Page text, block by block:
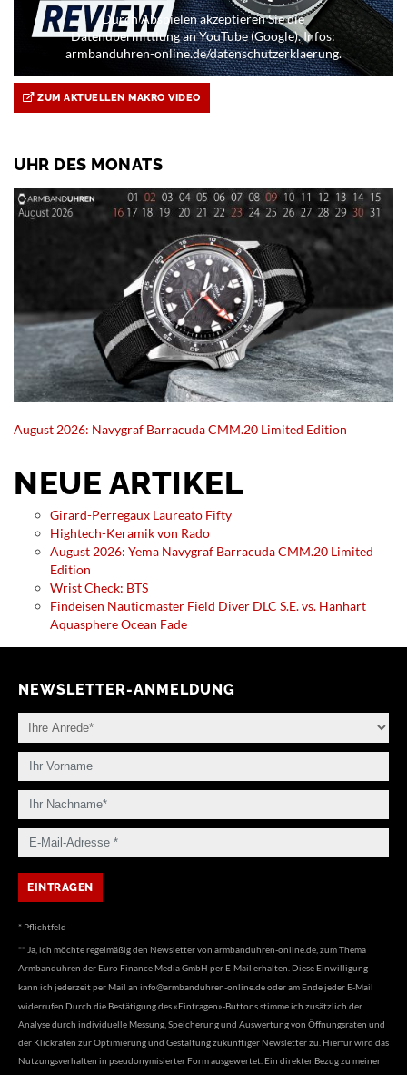
Durch Abspielen akzeptieren Sie die
Datenübermittlung an YouTube (Google). Infos:
armbanduhren-online.de/datenschutzerklaerung.
ZUM AKTUELLEN MAKRO VIDEO
UHR DES MONATS
August 2026: Navygraf Barracuda CMM.20 Limited Edition
NEUE ARTIKEL
Girard-Perregaux Laureato Fifty
Hightech-Keramik von Rado
August 2026: Yema Navygraf Barracuda CMM.20 Limited
Edition
Wrist Check: BTS
Findeisen Nauticmaster Field Diver DLC S.E. vs. Hanhart
Aquasphere Ocean Fade
NEWSLETTER-ANMELDUNG
* Pflichtfeld
** Ja, ich möchte regelmäßig den Newsletter von armbanduhren-online.de, zum Thema
Armbanduhren der Euro Finance Media GmbH per E-Mail erhalten. Diese Einwilligung
kann ich jederzeit per Mail an info@armbanduhren-online.deoder am Ende jeder E-Mail
widerrufen.Durch die Bestätigung des «Eintragen»-Buttons stimme ich zusätzlich der
Analyse durch individuelle Messung, Speicherung und Auswertung von Öffnungsraten und
der Klickraten zur Optimierung und Gestaltung zukünftiger Newsletter zu. Hierfür wird das
Nutzungsverhalten in pseudonymisierter Form ausgewertet. Ein direkter Bezug zu meiner